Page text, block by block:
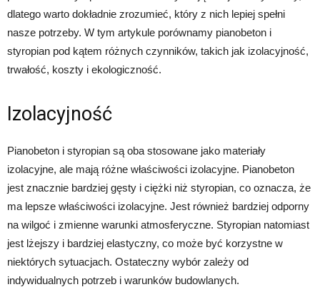
dlatego warto dokładnie zrozumieć, który z nich lepiej spełni
nasze potrzeby. W tym artykule porównamy pianobeton i
styropian pod kątem różnych czynników, takich jak izolacyjność,
trwałość, koszty i ekologiczność.
Izolacyjność
Pianobeton i styropian są oba stosowane jako materiały
izolacyjne, ale mają różne właściwości izolacyjne. Pianobeton
jest znacznie bardziej gęsty i ciężki niż styropian, co oznacza, że
ma lepsze właściwości izolacyjne. Jest również bardziej odporny
na wilgoć i zmienne warunki atmosferyczne. Styropian natomiast
jest lżejszy i bardziej elastyczny, co może być korzystne w
niektórych sytuacjach. Ostateczny wybór zależy od
indywidualnych potrzeb i warunków budowlanych.